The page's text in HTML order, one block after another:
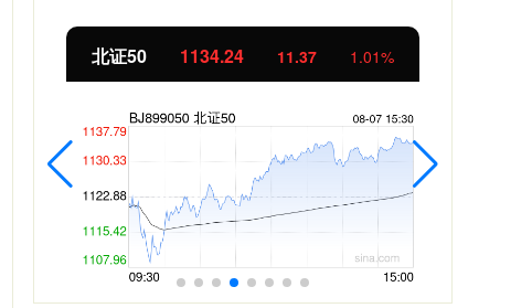
北证50 1134.24 11.37 1.01%